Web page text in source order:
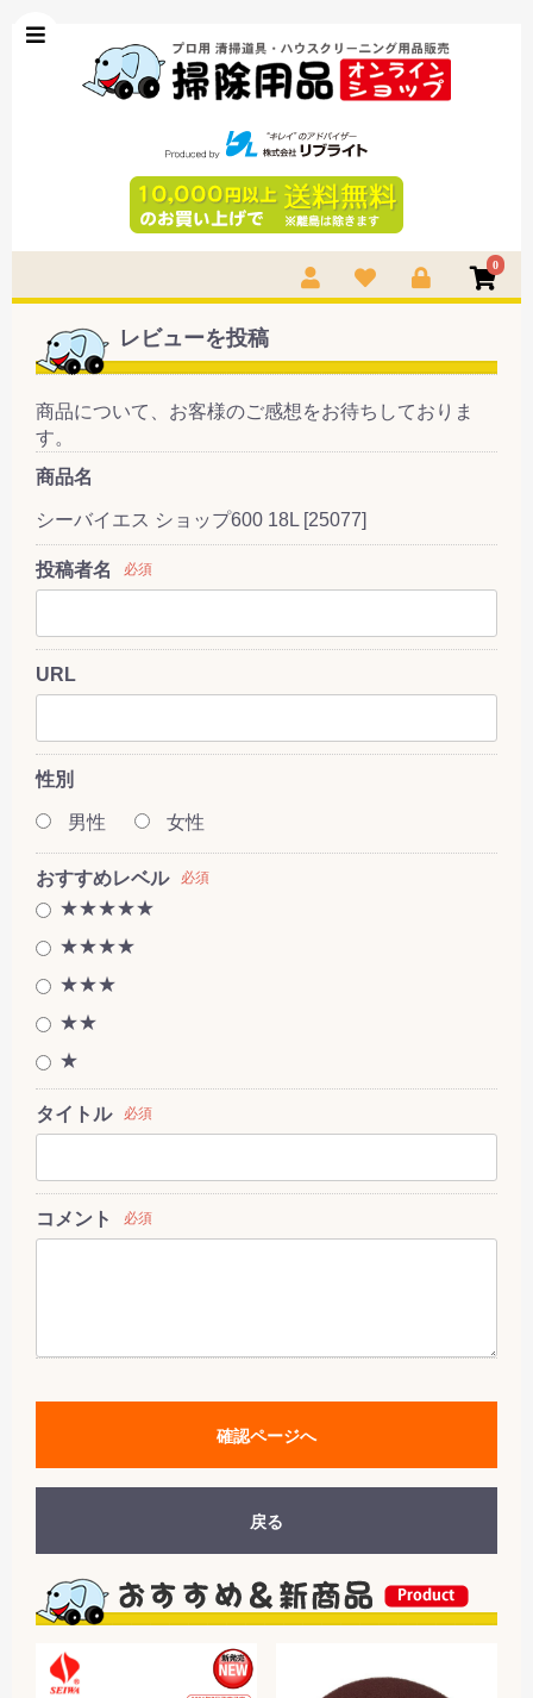
0
レビューを投稿
商品について、お客様のご感想をお待ちしておりま
す。
商品名
シーバイエス ショップ600 18L [25077]
投稿者名 必須
URL
性別
男性 女性
おすすめレベル 必須
★★★★★
★★★★
★★★
★★
★
タイトル 必須
コメント 必須
確認ページへ
戻る